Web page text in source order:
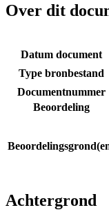
Over dit
Datum document
Type bronbestand
Documentnummer
Beoordeling
Achtergrond